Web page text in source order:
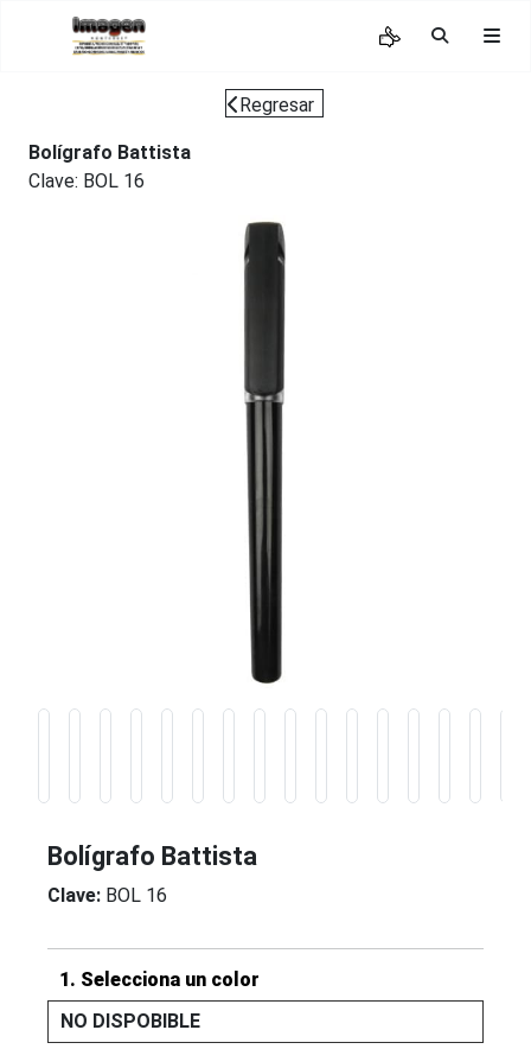
Regresar
Bolígrafo Battista
Clave: BOL 16
Bolígrafo Battista
Clave: BOL 16
1. Selecciona un color
NO DISPOBIBLE